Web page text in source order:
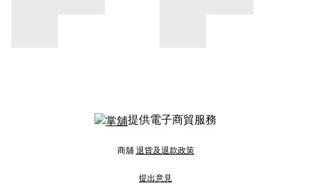
提供電子商貿服務
商舖 退貨及退款政策
提出意見